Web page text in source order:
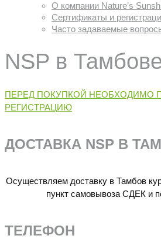
О компании Nature’s
Сертификаты и
Часто задаваемые
NSP в
ПЕРЕД ПОКУПКОЙ НЕОБХОДИМО
РЕГИСТРАЦИЮ
ДОСТАВКА NSP В
Осуществляем доставку в Тамбов
пункт самовывоза СДЕК и
ТЕЛЕФОН